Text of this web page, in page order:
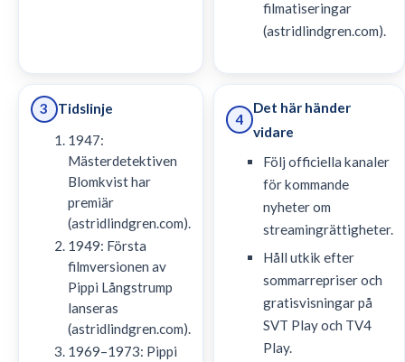
filmatiseringar
(astridlindgren.com).
3
Tidslinje
1947:
Mästerdetektiven
Blomkvist har
premiär
(astridlindgren.com).
1949: Första
filmversionen av
Pippi Långstrump
lanseras
(astridlindgren.com).
1969–1973: Pippi
4
Det här händer
vidare
Följ officiella kanaler
för kommande
nyheter om
streamingrättigheter.
Håll utkik efter
sommarrepriser och
gratisvisningar på
SVT Play och TV4
Play.